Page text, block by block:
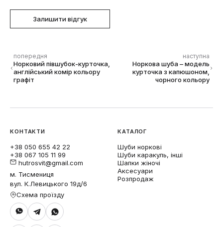
Залишити відгук
попередня
Норковий півшубок-курточка,
англійський комір кольору
графіт
наступна
Норкова шуба – модель
курточка з капюшоном,
чорного кольору
КОНТАКТИ
+38 050 655 42 22
+38 067 105 11 99
hutrosvit@gmail.com
м. Тисмениця
вул. К.Левицького 19д/6
Схема проїзду
КАТАЛОГ
Шуби норкові
Шуби каракуль, інші
Шапки жіночі
Аксесуари
Розпродаж